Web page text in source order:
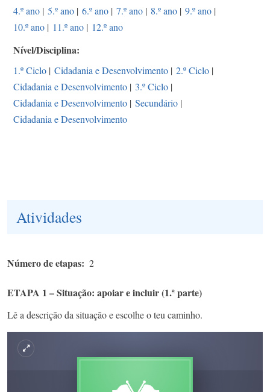
4.º ano | 5.º ano | 6.º ano | 7.º ano | 8.º ano | 9.º ano |
10.º ano | 11.º ano | 12.º ano
Nível/Disciplina
1.º Ciclo | Cidadania e Desenvolvimento | 2.º Ciclo |
Cidadania e Desenvolvimento | 3.º Ciclo |
Cidadania e Desenvolvimento | Secundário |
Cidadania e Desenvolvimento
Atividades
Número de etapas 2
ETAPA 1 – Situação: apoiar e incluir (1.ª parte)
Lê a descrição da situação e escolhe o teu caminho.